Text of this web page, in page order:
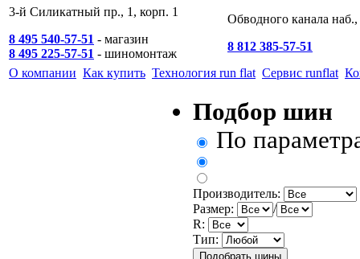
3-й Силикатный пр., 1, корп. 1
8 495 540-57-51 - магазин
8 495 225-57-51 - шиномонтаж
Обводного канала
8 812 385-57-51
О компании Как купить Технология run flat Сервис runflat
Подбор шин
По
Производитель:
Размер:
/
R:
Тип: